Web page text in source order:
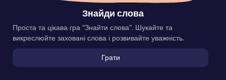
Знайди слова
Проста та цікава гра “Знайти слова”. Шукайте та
викреслюйте заховані слова і розвивайте уважність.
Грати